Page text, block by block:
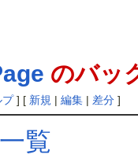
のバッ
プ] [ 新規 | 編集| 差分]
覧